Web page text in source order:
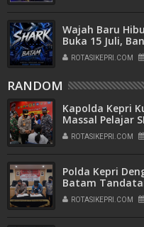
Wajah Baru
Buka 15 Juli,
ROTASIKEPRI.COM
RANDOM
Kapolda Kepri
Massal Pelajar
Duta Maytreya
ROTASIKEPRI.COM
Polda Kepri
Batam
ROTASIKEPRI.COM